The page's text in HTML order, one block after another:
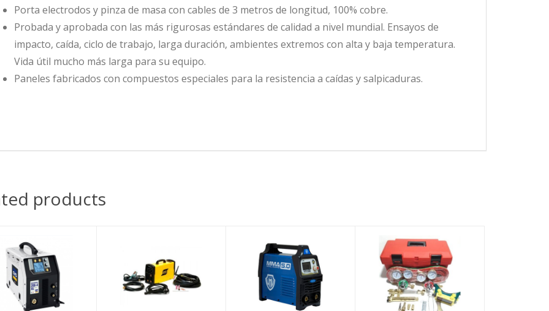
Porta electrodos y pinza de masa con cables de 3 metros de longitud, 100% cobre.
Probada y aprobada con las más rigurosas estándares de calidad a nivel mundial. Ensayos de
impacto, caída, ciclo de trabajo, larga duración, ambientes extremos con alta y baja temperatura.
Vida útil mucho más larga para su equipo.
Paneles fabricados con compuestos especiales para la resistencia a caídas y salpicaduras.
products